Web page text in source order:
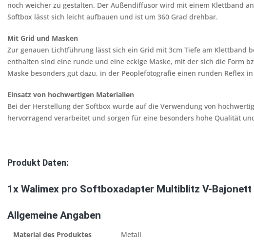
noch weicher zu gestalten. Der Außendiffusor wird mit einem Klettband
Softbox lässt sich leicht aufbauen und ist um 360 Grad drehbar.
Mit Grid und Masken
Zur genauen Lichtführung lässt sich ein Grid mit 3cm Tiefe am Klettband
enthalten sind eine runde und eine eckige Maske, mit der sich die Form
Maske besonders gut dazu, in der Peoplefotografie einen runden Reflex
Einsatz von hochwertigen Materialien
Bei der Herstellung der Softbox wurde auf die Verwendung von
hervorragend verarbeitet und sorgen für eine besonders hohe Qualität
Produkt Daten:
1x Walimex pro Softboxadapter Multiblitz V-Bajonett
Allgemeine Angaben
Material des Produktes
Metall